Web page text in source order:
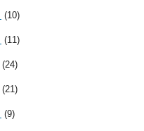
(10)
(11)
(24)
(21)
(9)